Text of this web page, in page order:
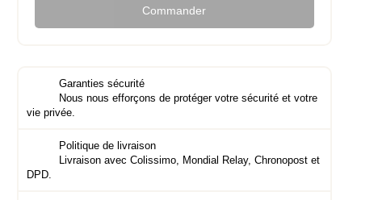
Commander
Garanties sécurité
Nous nous efforçons de protéger votre sécurité et votre
vie privée.
Politique de livraison
Livraison avec Colissimo, Mondial Relay, Chronopost et
DPD.